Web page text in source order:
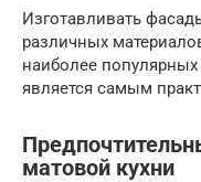
Изготавливать
различных
наиболее
является самым
матовой кухни